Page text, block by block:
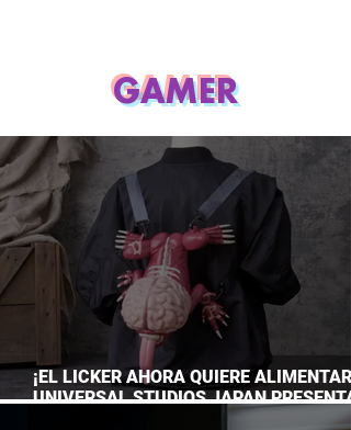
GAMER
¡EL LICKER AHORA QUIERE
UNIVERSAL STUDIOS JAPAN PRESENTA
SU TERRORÍFICA COLECCIÓN DE